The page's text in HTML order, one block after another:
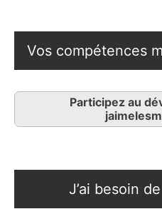
Vos compétences
Participez au
J’ai besoin